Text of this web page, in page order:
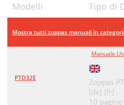
Modelli Tipo di
Mostra tutti zoppas manuali in
PTD32E
Manuale
Zoppas
[de] [fr] ,
10 pagine